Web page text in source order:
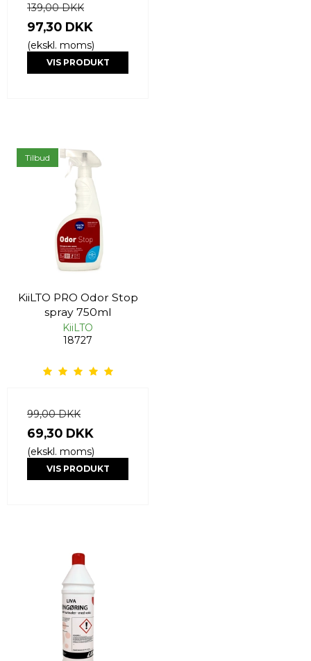
139,00 DKK
97,30 DKK
(ekskl. moms)
VIS PRODUKT
Tilbud
KiiLTO PRO Odor Stop
spray 750ml
KiiLTO
18727
99,00 DKK
69,30 DKK
(ekskl. moms)
VIS PRODUKT